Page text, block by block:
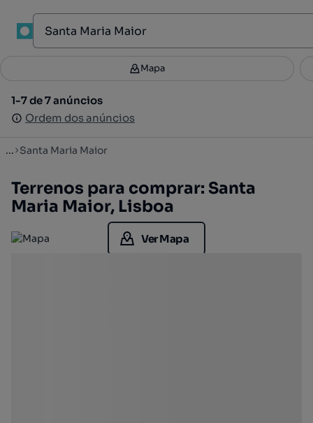
Filtros 2
1-7 de 7 anúncios
Ordem dos anúncios
Mapa
1-7 de 7 anúncios
Ordem dos anúncios
... Santa Maria Maior
Terrenos para comprar: Santa
Maria Maior, Lisboa
Ver Mapa